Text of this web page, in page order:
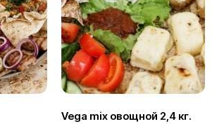
Vega mix овощной 2,4 кг.